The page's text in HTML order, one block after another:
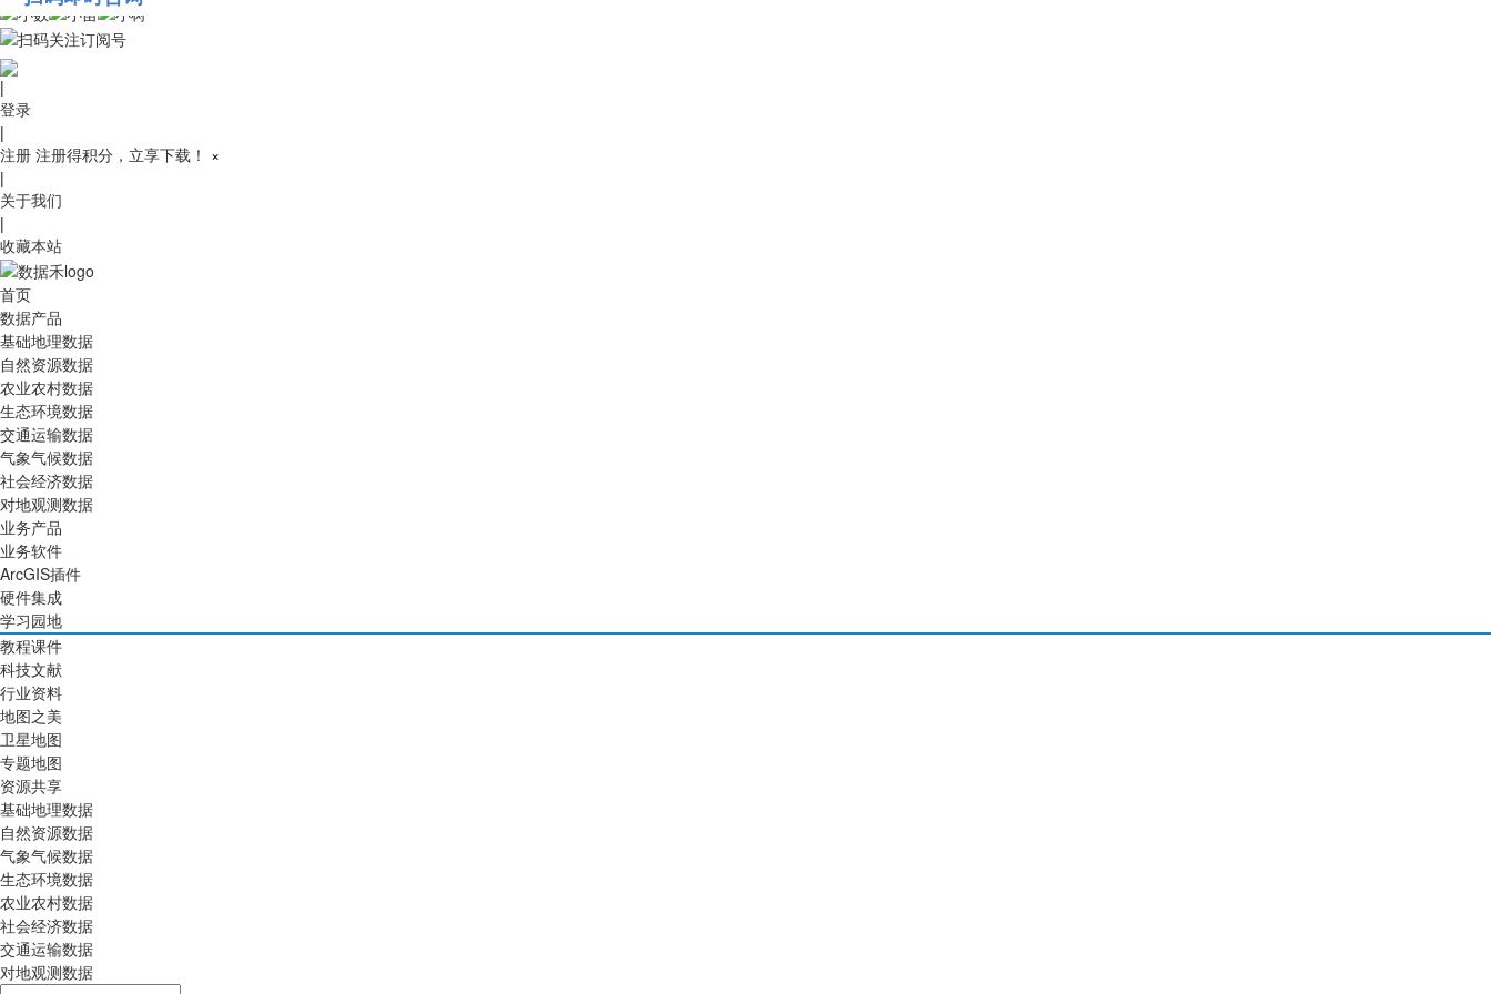
010-53689091
|
登录
|
注册 注册得积分，立享下载！ ×
|
关于我们
|
收藏本站
首页
数据产品
基础地理数据
自然资源数据
农业农村数据
生态环境数据
交通运输数据
气象气候数据
社会经济数据
对地观测数据
业务产品
业务软件
ArcGIS插件
硬件集成
学习园地
教程课件
科技文献
行业资料
地图之美
卫星地图
专题地图
资源共享
基础地理数据
自然资源数据
气象气候数据
生态环境数据
农业农村数据
社会经济数据
交通运输数据
对地观测数据